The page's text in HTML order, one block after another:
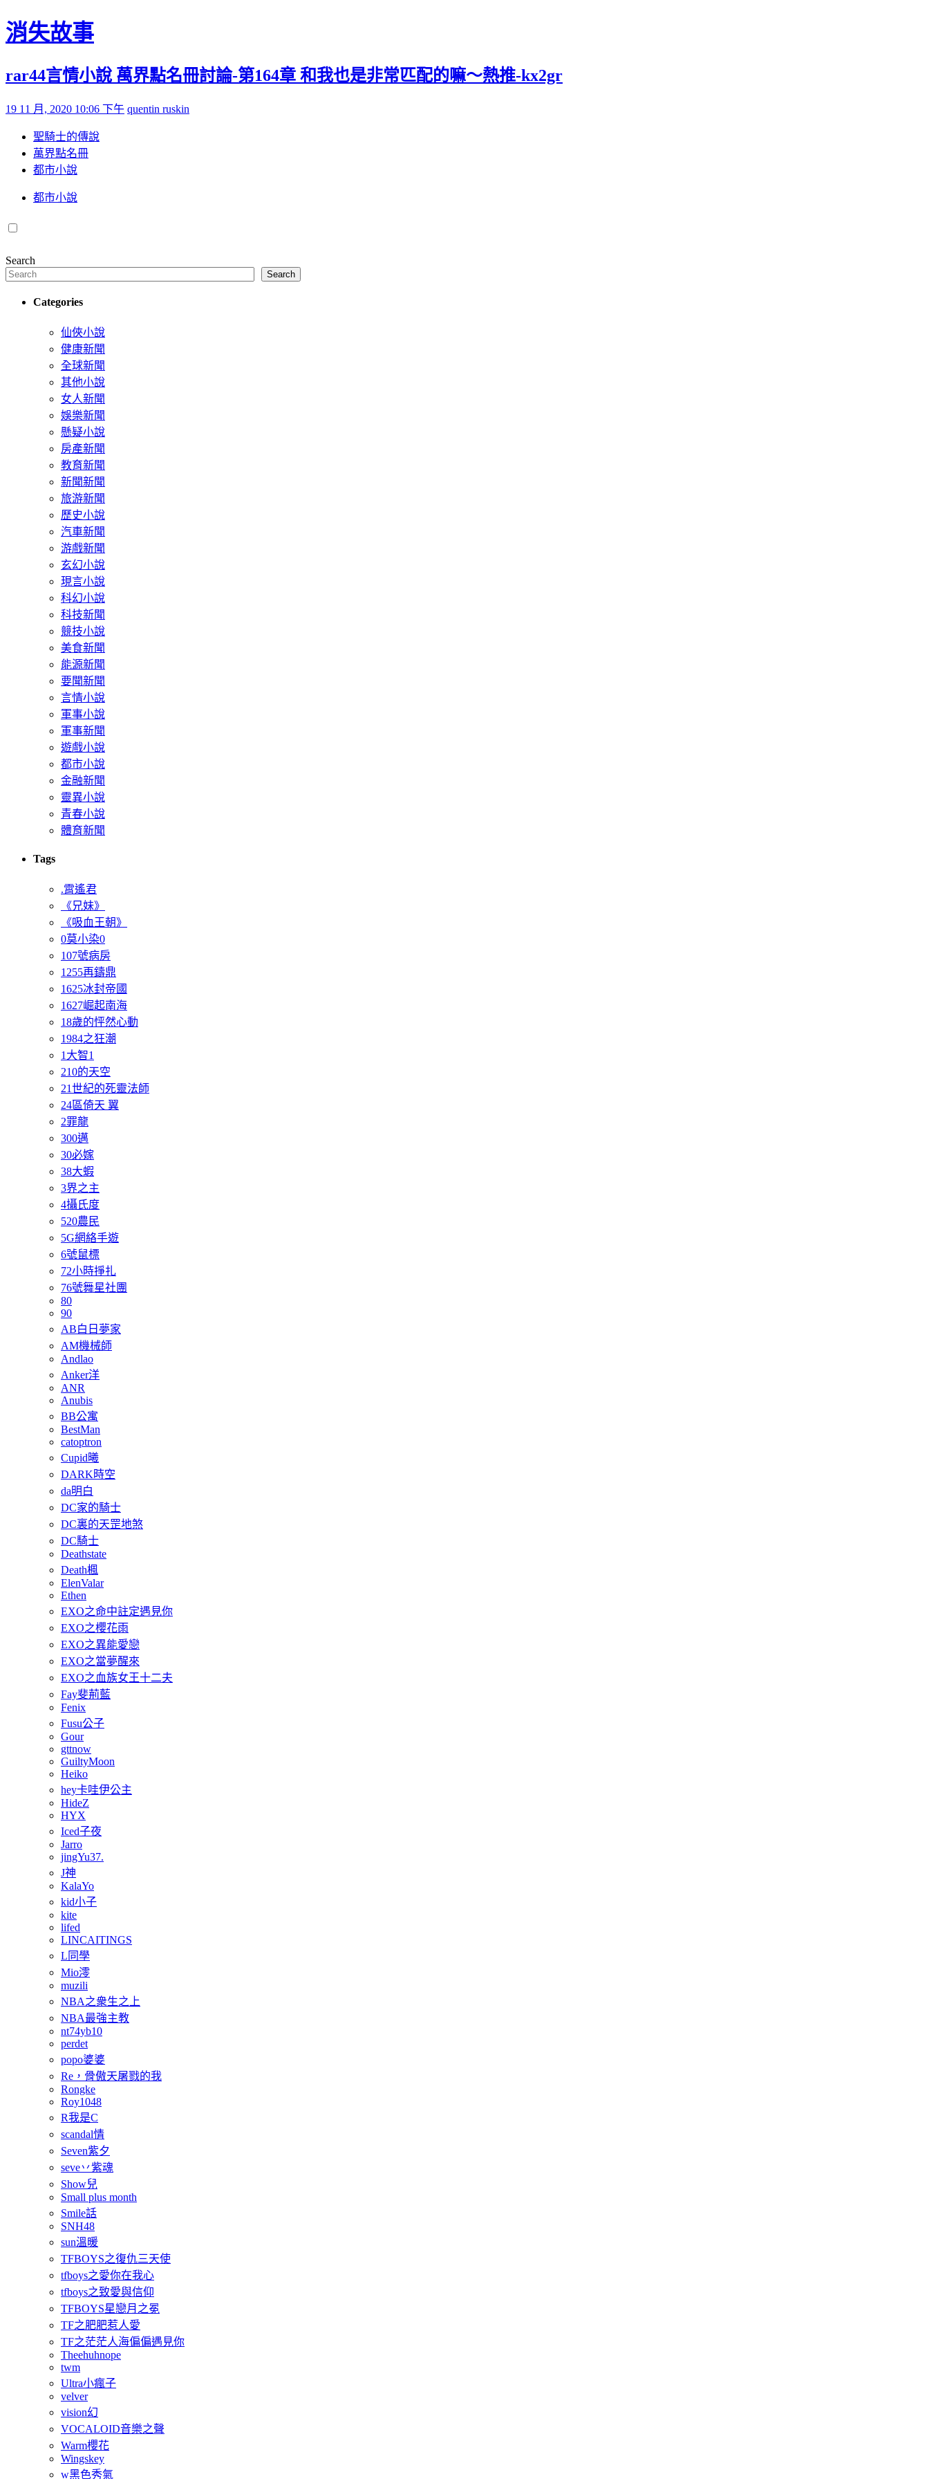
Skip to content
消失故事
rar44言情小說 萬界點名冊討論-第164章 和我也是非常匹配的嘛～熱推-kx2gr
Posted on
19 11 月, 2020 10:06 下午 by
quentin ruskin
聖騎士的傳說
萬界點名冊
都市小說
都市小說
Search
Search
Categories
仙俠小說
健康新聞
全球新聞
其他小說
女人新聞
娛樂新聞
懸疑小說
房產新聞
教育新聞
新聞新聞
旅游新聞
歷史小說
汽車新聞
游戲新聞
玄幻小說
現言小說
科幻小說
科技新聞
競技小說
美食新聞
能源新聞
要聞新聞
言情小說
軍事小說
軍事新聞
遊戲小說
都市小說
金融新聞
靈異小說
青春小說
體育新聞
Tags
.霄遙君
《兄妹》
《吸血王朝》
0莫小染0
107號病房
1255再鑄鼎
1625冰封帝國
1627崛起南海
18歲的怦然心動
1984之狂潮
1大智1
210的天空
21世紀的死靈法師
24區倚天 翼
2罪龍
300邁
30必嫁
38大蝦
3界之主
4攝氏度
520農民
5G網絡手遊
6號鼠標
72小時掙扎
76號舞星社團
80
90
AB白日夢家
AM機械師
Andlao
Anker洋
ANR
Anubis
BB公寓
BestMan
catoptron
Cupid曦
DARK時空
da明白
DC家的騎士
DC裏的天罡地煞
DC騎士
Deathstate
Death楓
ElenValar
Ethen
EXO之命中註定遇見你
EXO之櫻花雨
EXO之異能愛戀
EXO之當夢醒來
EXO之血族女王十二夫
Fay斐荊藍
Fenix
Fusu公子
Gour
gttnow
GuiltyMoon
Heiko
hey卡哇伊公主
HideZ
HYX
Iced子夜
Jarro
jingYu37.
J神
KalaYo
kid小子
kite
lifed
LINCAITINGS
L同學
Mio澪
muzili
NBA之衆生之上
NBA最強主教
nt74yb10
perdet
popo婆婆
Re，骨傲天屠戮的我
Rongke
Roy1048
R我是C
scandal情
Seven紫夕
seve丷紫魂
Show兒
Small plus month
Smile話
SNH48
sun溫暖
TFBOYS之復仇三天使
tfboys之愛你在我心
tfboys之致愛與信仰
TFBOYS星戀月之冕
TF之肥肥惹人愛
TF之茫茫人海偏偏遇見你
Theehuhnope
twm
Ultra小瘋子
velver
vision幻
VOCALOID音樂之聲
Warm櫻花
Wingskey
w黑色秀氣